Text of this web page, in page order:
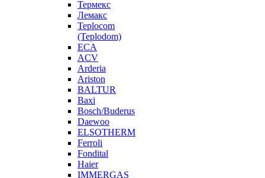
Термекс
Лемакс
Teplocom
(Teplodom)
ECA
ACV
Arderia
Ariston
BALTUR
Baxi
Bosch/Buderus
Daewoo
ELSOTHERM
Ferroli
Fondital
Haier
IMMERGAS